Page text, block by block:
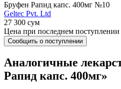
Бруфен Рапид капс. 400мг №10
Geltec Pvt. Ltd
27 300 сум
Цена при последнем поступлении
Сообщить о поступлении
Аналогичные
Рапид капс. 400мг»